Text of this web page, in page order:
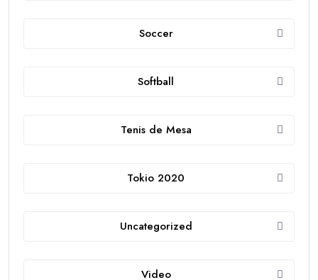
Soccer
Softball
Tenis de Mesa
Tokio 2020
Uncategorized
Video